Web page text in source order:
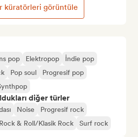
pop Elektropop
İndie pop
Pop soul
Progresif pop
diğer türler
Noise
Progresif rock
Rock & Roll/Klasik Rock Surf rock
küratörleri görüntüle